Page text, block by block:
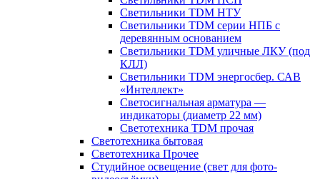
Светильники TDM НТУ
Светильники TDM серии НПБ с
деревянным основанием
Светильники TDM уличные ЛКУ (под
КЛЛ)
Светильники TDM энергосбер. САВ
«Интеллект»
Светосигнальная арматура —
индикаторы (диаметр 22 мм)
Светотехника TDM прочая
Светотехника бытовая
Светотехника Прочее
Студийное освещение (свет для фото-